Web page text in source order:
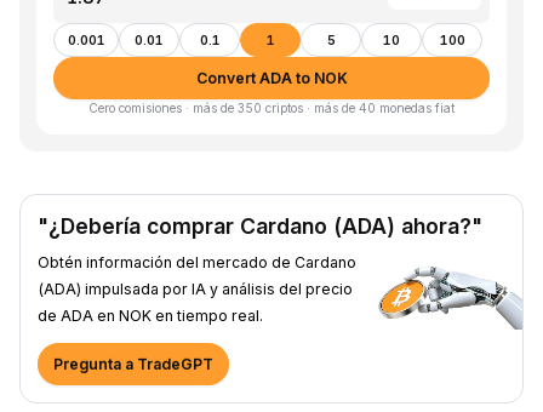
0.001 0.01 0.1 1 5 10 100
Convert ADA to NOK
Cero comisiones · más de 350 criptos · más de 40 monedas fiat
"¿Debería comprar Cardano (ADA) ahora?"
Obtén información del mercado de Cardano
(ADA) impulsada por IA y análisis del precio
de ADA en NOK en tiempo real.
Pregunta a TradeGPT